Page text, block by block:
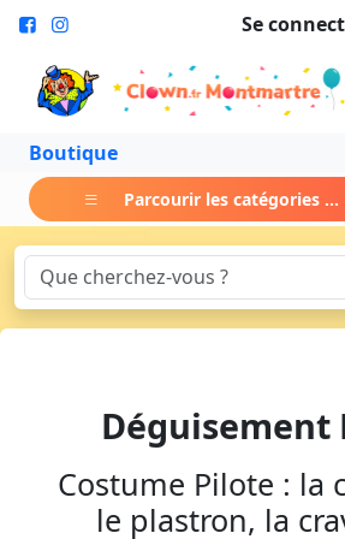
Se
Boutique
Parcourir les catégories ...
Déguisement
Costume Pilote : la
le plastron, la